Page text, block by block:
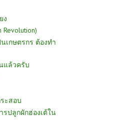
ง
เกษตรกร ต้องทำ
แล้วครับ
ะสอบ
รปลูกผักฮ่องเต้ใน